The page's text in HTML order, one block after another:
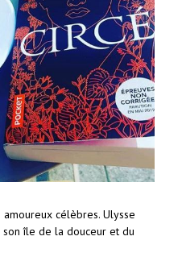
célèbres. Ulysse
île de la douceur et du